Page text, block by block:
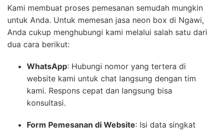
Kami membuat proses pemesanan semudah mungkin
untuk Anda. Untuk memesan jasa neon box di Ngawi,
Anda cukup menghubungi kami melalui salah satu dari
dua cara berikut:
WhatsApp: Hubungi nomor yang tertera di
website kami untuk chat langsung dengan tim
kami. Respons cepat dan langsung bisa
konsultasi.
Form Pemesanan di Website: Isi data singkat